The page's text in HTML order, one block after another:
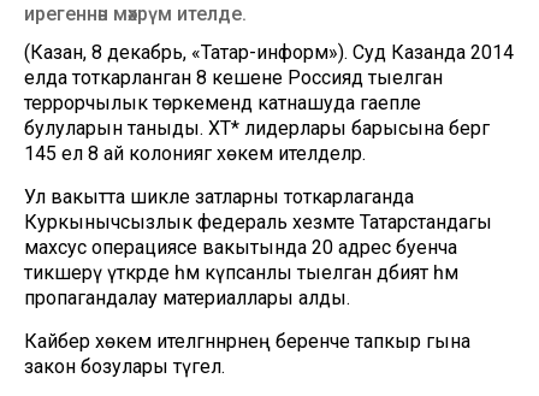
ирегеннән мәхрүм ителде.
(Казан, 8 декабрь, «Татар-информ»). Суд Казанда 2014
елда тоткарланган 8 кешене Россиядә тыелган
террорчылык төркемендә катнашуда гаепле
булуларын таныды. ХТ* лидерлары барысына бергә
145 ел 8 ай колониягә хөкем ителделәр.
Ул вакытта шикле затларны тоткарлаганда
Куркынычсызлык федераль хезмәте Татарстандагы
махсус операциясе вакытында 20 адрес буенча
тикшерү үткәрде һәм күпсанлы тыелган әдәбият һәм
пропагандалау материаллары алды.
Кайбер хөкем ителгәннәрнең беренче тапкыр гына
закон бозулары түгел.